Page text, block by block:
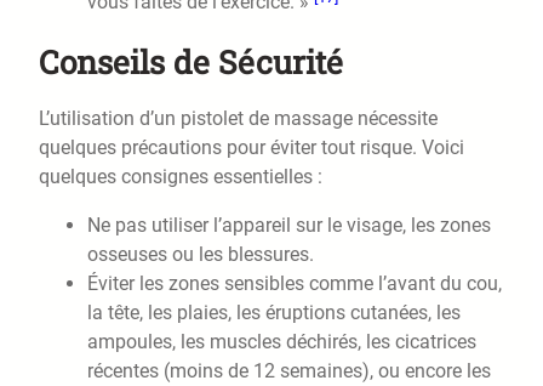
Conseils de Sécurité
L’utilisation d’un pistolet de massage nécessite
quelques précautions pour éviter tout risque. Voici
quelques consignes essentielles :
Ne pas utiliser l’appareil sur le visage, les zones
osseuses ou les blessures.
Éviter les zones sensibles comme l’avant du cou,
la tête, les plaies, les éruptions cutanées, les
ampoules, les muscles déchirés, les cicatrices
récentes (moins de 12 semaines), ou encore les